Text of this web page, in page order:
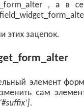
, а в
этих зацепок.
элемент
сам
.